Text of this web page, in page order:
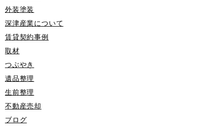
外装塗装
深津産業について
賃貸契約事例
取材
つぶやき
遺品整理
生前整理
不動産売却
ブログ